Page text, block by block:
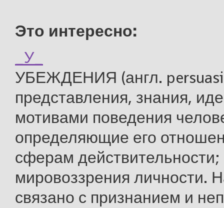
Это интересно:
_У_
УБЕЖДЕНИЯ (англ.
представления, знания,
мотивами поведения
определяющие его
сферам
мировоззрения личности.
связано с признанием и